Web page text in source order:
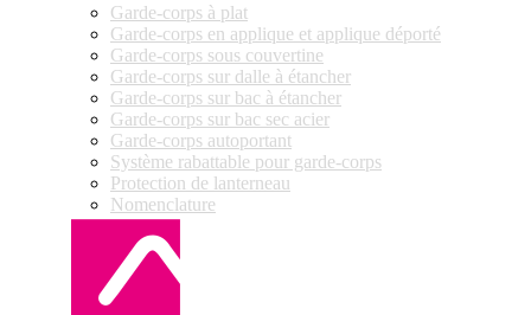
Garde-corps à plat
Garde-corps en applique et applique déporté
Garde-corps sous couvertine
Garde-corps sur dalle à étancher
Garde-corps sur bac à étancher
Garde-corps sur bac sec acier
Garde-corps autoportant
Système rabattable pour garde-corps
Protection de lanterneau
Nomenclature